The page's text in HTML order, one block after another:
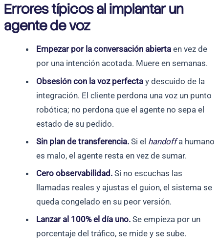
Errores típicos al implantar un
agente de voz
Empezar por la conversación abierta en vez de
por una intención acotada. Muere en semanas.
Obsesión con la voz perfecta y descuido de la
integración. El cliente perdona una voz un punto
robótica; no perdona que el agente no sepa el
estado de su pedido.
Sin plan de transferencia. Si el handoffa humano
es malo, el agente resta en vez de sumar.
Cero observabilidad. Si no escuchas las
llamadas reales y ajustas el guion, el sistema se
queda congelado en su peor versión.
Lanzar al 100% el día uno. Se empieza por un
porcentaje del tráfico, se mide y se sube.